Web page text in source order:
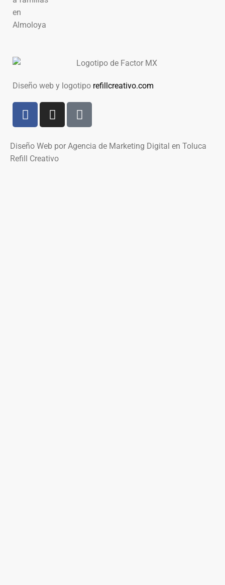
Diseño web y logotipo refillcreativo.com
Diseño Web por Agencia de Marketing Digital en Toluca
Refill Creativo